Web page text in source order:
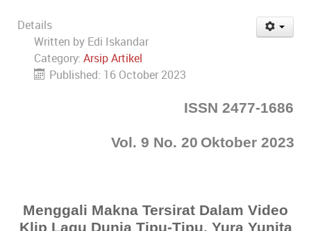
Details
Written by Edi Iskandar
Category: Arsip Artikel
Published: 16 October 2023
ISSN 2477-1686
Vol. 9 No. 20 Oktober 2023
Menggali Makna Tersirat Dalam Video